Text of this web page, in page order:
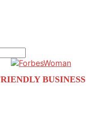
BUSINESS